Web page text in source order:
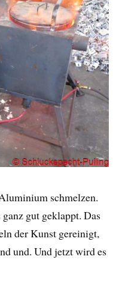
schmelzen.
gut geklappt. Das
der Kunst gereinigt,
und. Und jetzt wird es